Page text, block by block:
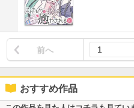
前へ
おすすめ作品